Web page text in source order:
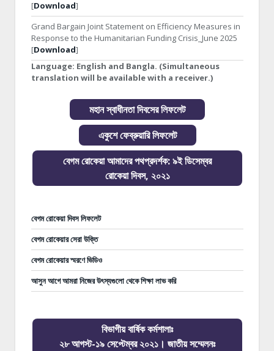
[Download]
Grand Bargain Joint Statement on Efficiency Measures in
Response to the Humanitarian Funding Crisis_June 2025
[Download]
Language: English and Bangla. (Simultaneous
translation will be available with a receiver.)
মহান স্বাধীনতা দিবসের লিফলেট
একুশে ফেব্রুয়ারি লিফলেট
বেগম রোকেয়া আমাদের পথপ্রদর্শক: ৯ই ডিসেম্বর
রোকেয়া দিবস, ২০২১
বেগম রোকেয়া দিবস লিফলেট
বেগম রোকেয়ার সেরা উক্তি
বেগম রোকেয়ার স্মরণে ভিডিও
আসুন আগে আমরা নিজের উৎস্যগুলো থেকে শিক্ষা লাভ করি
বিভাগীয় বার্ষিক কর্মশালাঃ
২৮ আগস্ট-১৯ সেপ্টেম্বর ২০২১। জাতীয় সম্মেলনঃ